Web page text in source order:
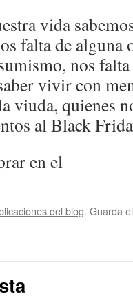
vida
falta de alguna
nos
vivir con
viuda, quienes
al Black
del blog. Guarda